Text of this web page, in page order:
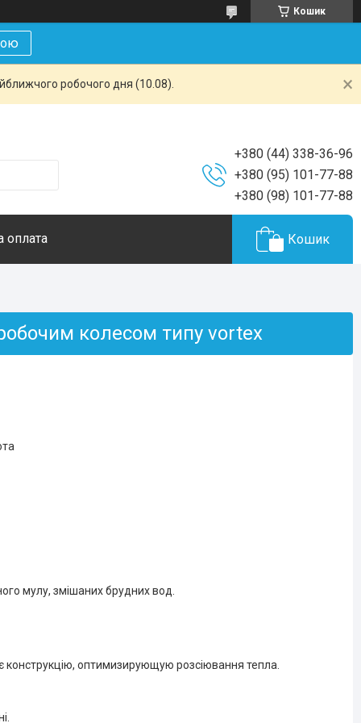
Кошик
робочого дня (10.08).
+380 (44) 338-36-96
+380 (95) 101-77-88
+380 (98) 101-77-88
оплата Кошик
колесом типу vortex
мулу, змішаних брудних вод.
оптимизирующую розсіювання тепла.